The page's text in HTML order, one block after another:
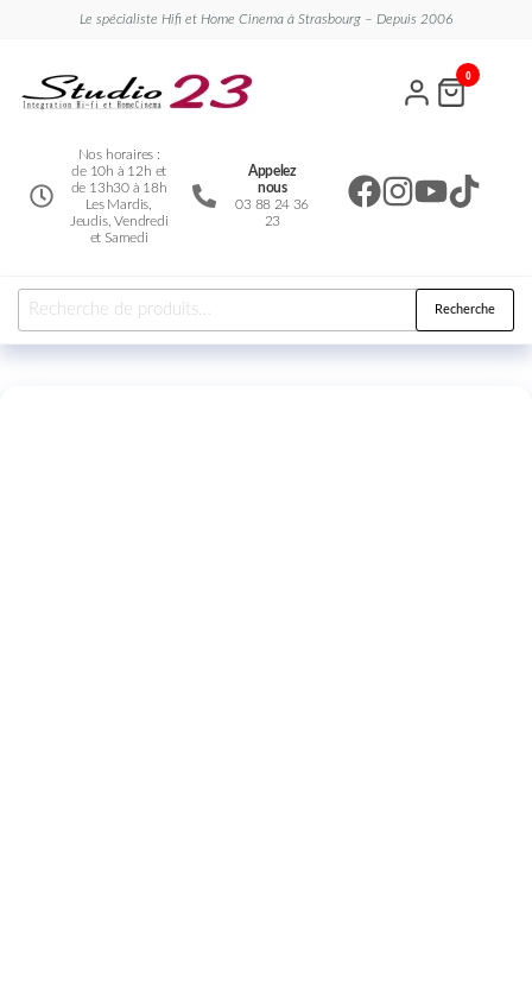
Le spécialiste Hifi et Home Cinema à Strasbourg – Depuis 2006
Nos horaires :
de 10h à 12h et
de 13h30 à 18h
Les Mardis,
Jeudis, Vendredi
et Samedi
Appelez
nous
03 88 24 36
23
0
Recherche